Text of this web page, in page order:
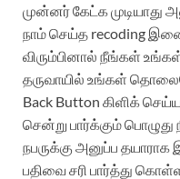
முன்னர் கேட்க முடியாது
நாம் செய்த recoding
விரும்பினால் நீங்கள் உங்கள்
தருவாயில் உங்கள்
Back Button கிளிக்
சென்று பார்க்கும் பொழுது
நபருக்கு அனுப்ப
பதிவை சரி பார்த்து